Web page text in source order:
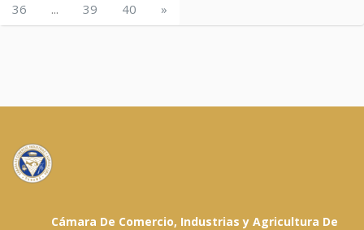
36
... 39 40 »
Cámara De Comercio, Industrias y Agricultura De